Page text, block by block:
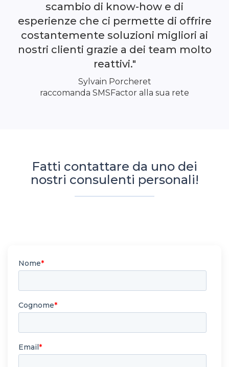
scambio di know-how e di
esperienze che ci permette di offrire
costantemente soluzioni migliori ai
nostri clienti grazie a dei team molto
reattivi."
Sylvain Porcheret
raccomanda SMSFactor alla sua rete
Fatti contattare da uno dei
nostri consulenti personali!